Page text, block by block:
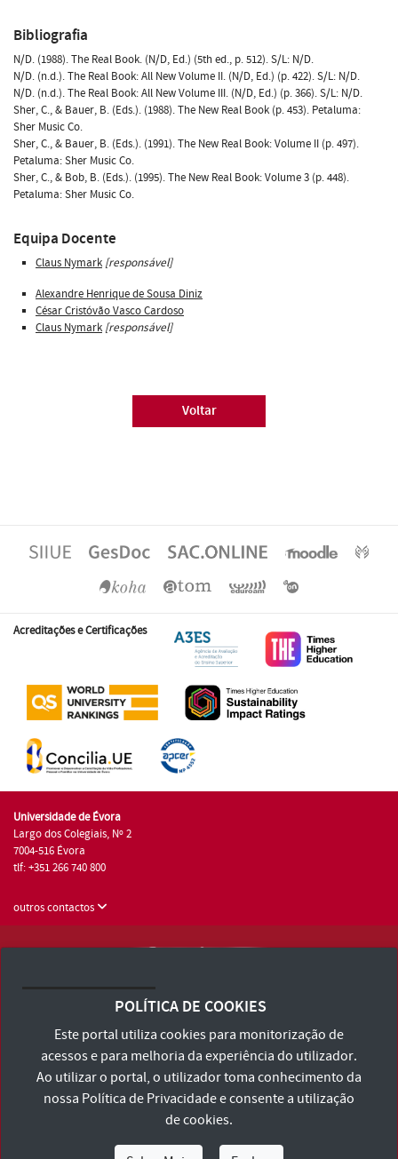
Bibliografia
N/D. (1988). The Real Book. (N/D, Ed.) (5th ed., p. 512). S/L: N/D.
N/D. (n.d.). The Real Book: All New Volume II. (N/D, Ed.) (p. 422). S/L: N/D.
N/D. (n.d.). The Real Book: All New Volume III. (N/D, Ed.) (p. 366). S/L: N/D.
Sher, C., & Bauer, B. (Eds.). (1988). The New Real Book (p. 453). Petaluma:
Sher Music Co.
Sher, C., & Bauer, B. (Eds.). (1991). The New Real Book: Volume II (p. 497).
Petaluma: Sher Music Co.
Sher, C., & Bob, B. (Eds.). (1995). The New Real Book: Volume 3 (p. 448).
Petaluma: Sher Music Co.
Equipa Docente
Claus Nymark [responsável]
Alexandre Henrique de Sousa Diniz
César Cristóvão Vasco Cardoso
Claus Nymark [responsável]
Voltar
Acreditações e Certificações
Universidade de Évora
Largo dos Colegiais, Nº 2
7004-516 Évora
tlf: +351 266 740 800
outros contactos
Consulte os Termos e Condições e Política de Privacidade
Declaração de Acessibilidade
POLÍTICA DE COOKIES
Este portal utiliza cookies para monitorização de
acessos e para melhoria da experiência do utilizador.
Ao utilizar o portal, o utilizador toma conhecimento da
nossa Política de Privacidadee consente a utilização
de cookies.